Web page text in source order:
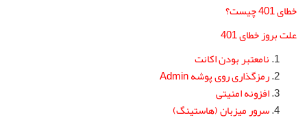
خطای 401 چیست؟
علت بروز خطای 401
نامعتبر بودن اکانت
رمزگذاری روی پوشه Admin
افزونه امنیتی
سرور میزبان (هاستینگ)